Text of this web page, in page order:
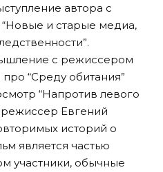
автора с
и старые медиа,
с режиссером
“Среду обитания”
“Напротив левого
режиссер Евгений
историй о
является частью
участники, обычные